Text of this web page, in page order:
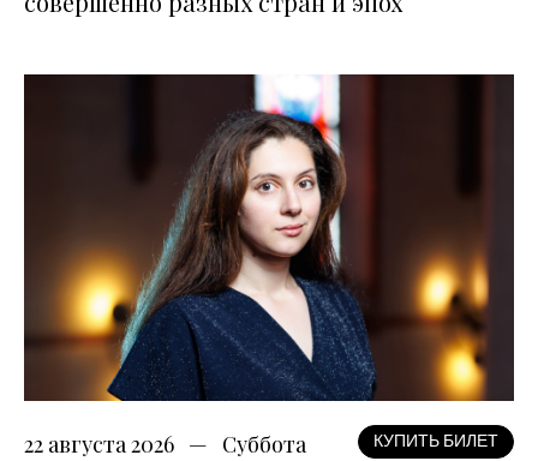
22 августа 2026 Суббота КУПИТЬ БИЛЕТ